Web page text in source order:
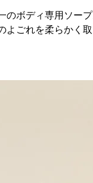
のボディ専用ソープ
よごれを柔らかく